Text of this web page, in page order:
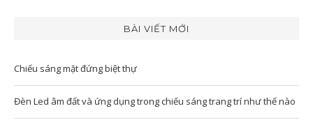
BÀI VIẾT MỚI
Chiếu sáng mặt đứng biệt thự
Đèn Led âm đất và ứng dụng trong chiếu sáng trang trí như thế nào